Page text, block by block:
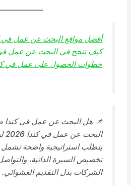
أفضل مواقع البحث عن عمل في كندا
كيف تنجح في البحث عن عمل
خطوات الحصول على عمل في كندا
📌 هل البحث عن عمل في كندا
تخصيص السيرة الذاتية،
الشركات بدل التقديم العشوائي.